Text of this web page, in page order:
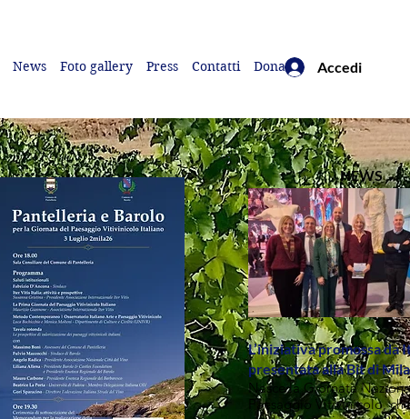
Accedi
News Foto gallery Press Contatti Dona
NEWS
L’iniziativa promossa da
presentata alla Bit di
Nasce la Giornata
Paesaggio Vitivinicolo,